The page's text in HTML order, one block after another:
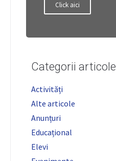
Click aici
Categorii articole
Activități
Alte articole
Anunțuri
Educațional
Elevi